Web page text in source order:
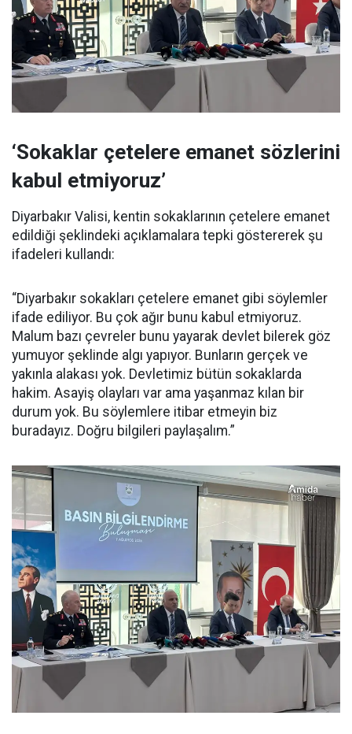
‘Sokaklar çetelere emanet sözlerini
kabul etmiyoruz’
Diyarbakır Valisi, kentin sokaklarının çetelere emanet
edildiği şeklindeki açıklamalara tepki göstererek şu
ifadeleri kullandı:
“Diyarbakır sokakları çetelere emanet gibi söylemler
ifade ediliyor. Bu çok ağır bunu kabul etmiyoruz.
Malum bazı çevreler bunu yayarak devlet bilerek göz
yumuyor şeklinde algı yapıyor. Bunların gerçek ve
yakınla alakası yok. Devletimiz bütün sokaklarda
hakim. Asayiş olayları var ama yaşanmaz kılan bir
durum yok. Bu söylemlere itibar etmeyin biz
buradayız. Doğru bilgileri paylaşalım.”